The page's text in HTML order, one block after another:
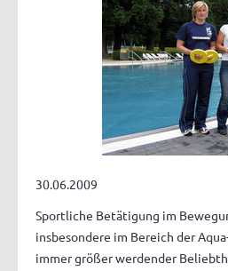
30.06.2009
Sportliche Betätigung im
insbesondere im Bereich der
immer größer werdender